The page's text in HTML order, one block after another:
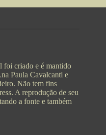
foi criado e é mantido
Paula Cavalcanti e
Não tem fins
A reprodução de seu
a fonte e também